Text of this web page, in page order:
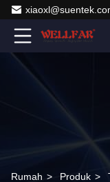
Rumah > Produk >